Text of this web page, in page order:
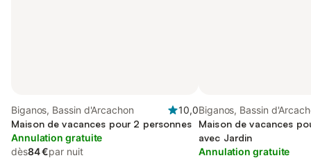
Biganos, Bassin d'Arcachon
10,0
Maison de vacances pour 2 personnes
Annulation gratuite
dès84 €par nuit
Biganos, Bassin
Maison de vacances
avec Jardin
Annulation gratuite